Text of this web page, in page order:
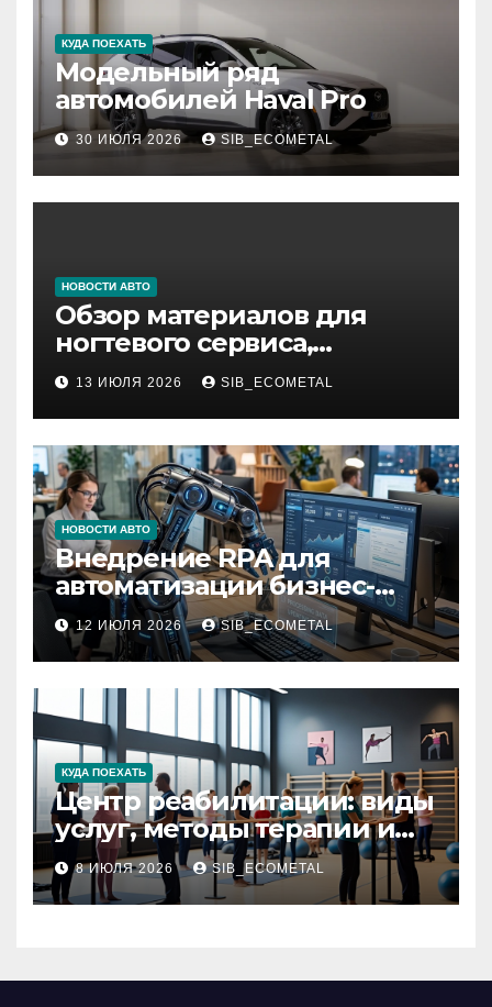
КУДА ПОЕХАТЬ
Модельный ряд
автомобилей Haval Pro
30 ИЮЛЯ 2026 SIB_ECOMETAL
НОВОСТИ АВТО
Обзор материалов для
ногтевого сервиса,
наращивания ресниц и
депиляции
13 ИЮЛЯ 2026 SIB_ECOMETAL
НОВОСТИ АВТО
Внедрение RPA для
автоматизации бизнес-
процессов
12 ИЮЛЯ 2026 SIB_ECOMETAL
КУДА ПОЕХАТЬ
Центр реабилитации: виды
услуг, методы терапии и
критерии качества
8 ИЮЛЯ 2026 SIB_ECOMETAL